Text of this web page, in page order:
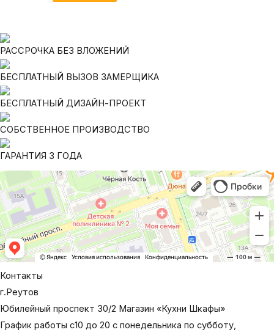
РАССРОЧКА БЕЗ ВЛОЖЕНИЙ
БЕСПЛАТНЫЙ ВЫЗОВ ЗАМЕРЩИКА
БЕСПЛАТНЫЙ ДИЗАЙН-ПРОЕКТ
СОБСТВЕННОЕ ПРОИЗВОДСТВО
ГАРАНТИЯ 3 ГОДА
Контакты
г.Реутов
Юбилейный проспект 30/2 Магазин «Кухни Шкафы»
График работы с10 до 20 с понедельника по субботу,